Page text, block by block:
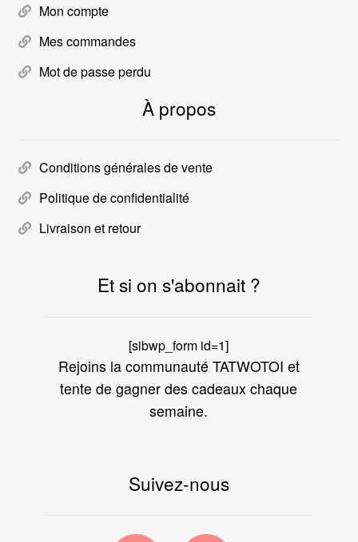
Mon compte
Mes commandes
Mot de passe perdu
À propos
Conditions générales de vente
Politique de confidentialité
Livraison et retour
Et si on s'abonnait ?
[sibwp_form id=1]
Rejoins la communauté TATWOTOI et
tente de gagner des cadeaux chaque
semaine.
Suivez-nous